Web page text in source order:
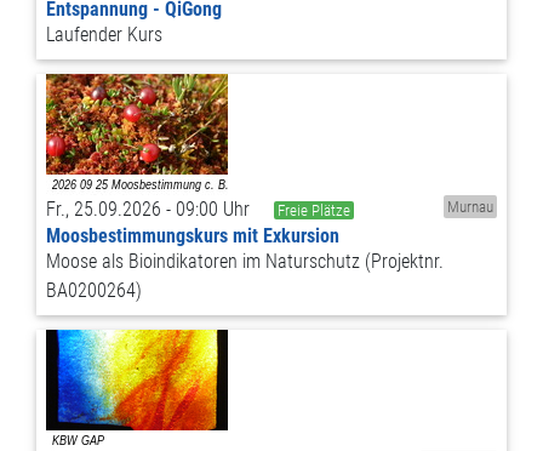
Entspannung - QiGong
Laufender Kurs
Fr., 25.09.2026 - 09:00 Uhr Freie Plätze Murnau
Moosbestimmungskurs mit Exkursion
Moose als Bioindikatoren im Naturschutz (Projektnr.
BA0200264)